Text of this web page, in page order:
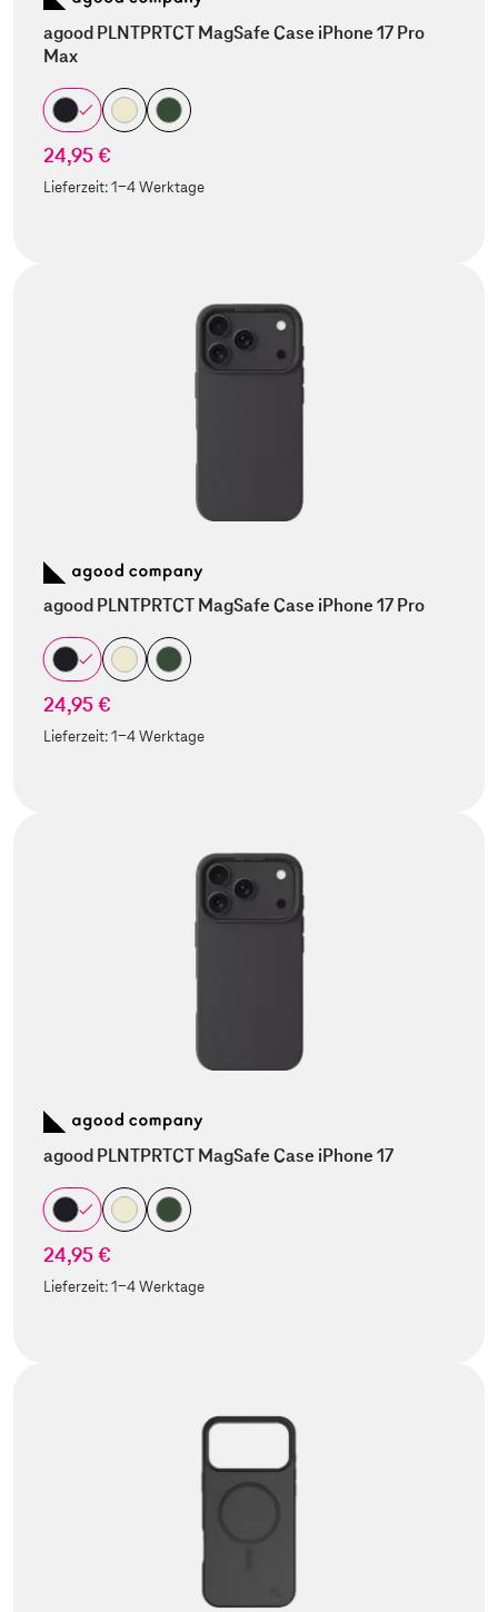
agood PLNTPRTCT MagSafe Case iPhone 17 Pro
Max
24,95 €
Lieferzeit:1-4 Werktage
agood PLNTPRTCT MagSafe Case iPhone 17 Pro
24,95 €
Lieferzeit:1-4 Werktage
agood PLNTPRTCT MagSafe Case iPhone 17
24,95 €
Lieferzeit:1-4 Werktage